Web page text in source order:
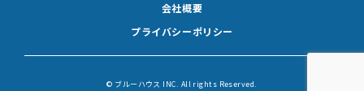
会社概要
プライバシーポリシー
© ブルーハウス INC. All rights Reserved.